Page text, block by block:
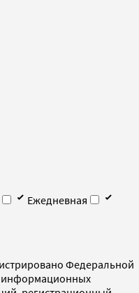
Ежедневная
Федеральной
информационных